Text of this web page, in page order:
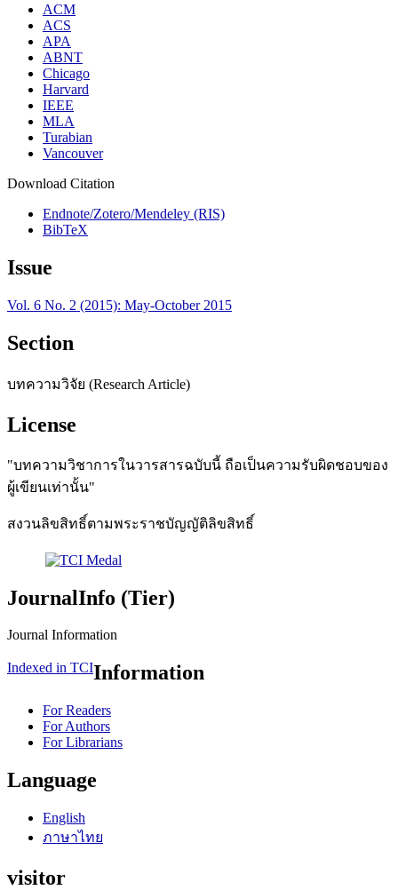
ACM
ACS
APA
ABNT
Chicago
Harvard
IEEE
MLA
Turabian
Vancouver
Download Citation
Endnote/Zotero/Mendeley (RIS)
BibTeX
Issue
Vol. 6 No. 2 (2015): May-October 2015
Section
บทความวิจัย (Research Article)
License
"บทความวิชาการในวารสารฉบับนี้ ถือเป็นความรับผิดชอบของ
ผู้เขียนเท่านั้น"
สงวนลิขสิทธิ์ตามพระราชบัญญัติลิขสิทธิ์
JournalInfo (Tier)
Journal Information
Indexed in TCIInformation
For Readers
For Authors
For Librarians
Language
English
ภาษาไทย
visitor